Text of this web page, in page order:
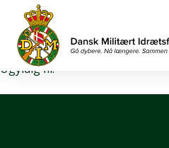
Ugyldig fil.